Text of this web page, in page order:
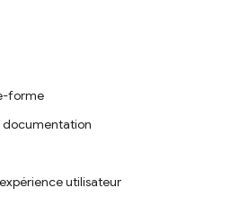
forme
documentation
utilisateur